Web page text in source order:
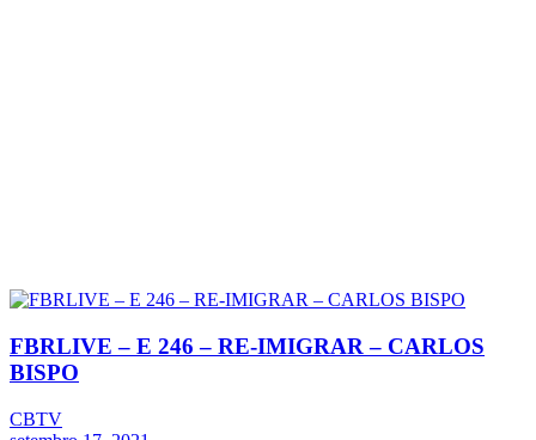
FBRLIVE – E 246 – RE-IMIGRAR – CARLOS
BISPO
CBTV